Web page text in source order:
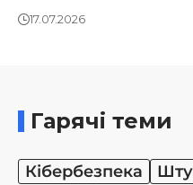
17.07.2026
Гарячі теми
Кібербезпека